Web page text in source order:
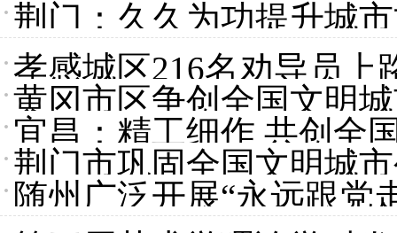
荆门：久久为功提升城
孝感城区216名劝导员上
黄冈市区争创全国文明
城市
宜昌：精工细作 共创全
荆门市巩固全国文明城
随州广泛开展“永远跟党